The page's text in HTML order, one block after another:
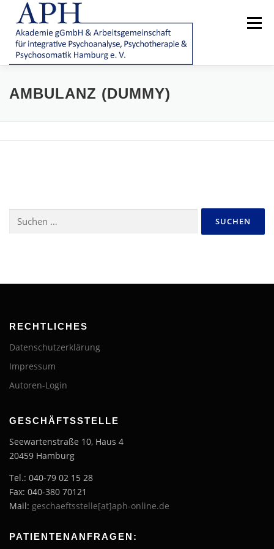
springen
Menü
AKADEMIE AMBULANZ/PATIENTENBEHANDLUNG
AMBULANZ (DUMMY)
nach:
RECHTLICHES
Datenschutzerklärung
Impressum
Autoren-Login
GESCHÄFTSSTELLE
Seewartenstraße 10, Haus 4
20459 Hamburg
Tel.: 040-79 02 15 28
Fax: 040-380 70121
Mail: geschaeftsstelle[at]aph-online.de
PATIENTENANFRAGEN: